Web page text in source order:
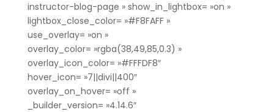
instructor-blog-page » show_in_lightbox= »on »
lightbox_close_color= »#F8FAFF »
use_overlay= »on »
overlay_color= »rgba(38,49,85,0.3) »
overlay_icon_color= »#FFFDF8″
hover_icon= »7||divi||400″
overlay_on_hover= »off »
_builder_version= »4.14.6″